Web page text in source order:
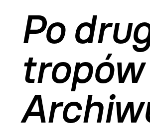
Po